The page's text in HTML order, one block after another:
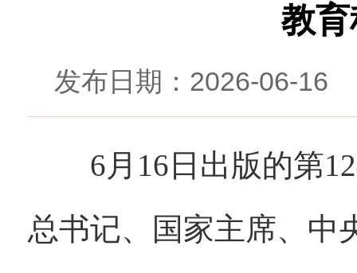
教
发布日期：2026-06-
6月16日出版的第12
总书记、国家主席、中